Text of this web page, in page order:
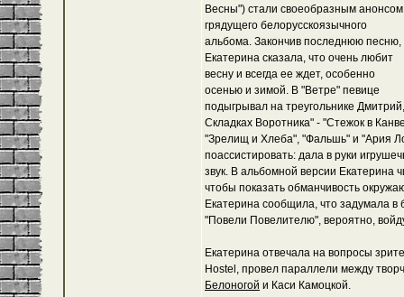
Весны") стали своеобразным анонсом
грядущего белорусскоязычного
альбома. Закончив последнюю песню,
Екатерина сказала, что очень любит
весну и всегда ее ждет, особенно
осенью и зимой. В "Ветре" певице
подыгрывал на треугольнике
Складках Воротника" - "Стежок в
"Зрелищ и Хлеба", "Фальшь" и "Ария
поассистировать: дала в руки
звук. В альбомной версии Екатерина
чтобы показать обманчивость
Екатерина сообщила, что задумала в
"Повели Повелителю", вероятно,
Екатерина отвечала на вопросы
Hostel, провел параллели между
Белоногой и Каси Камоцкой.